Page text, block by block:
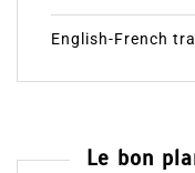
English-French
Le bon